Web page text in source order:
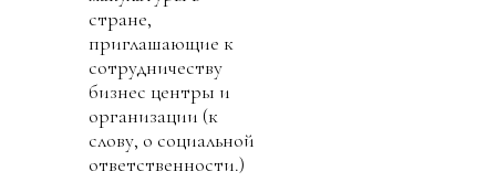
стране,
приглашающие к
сотрудничеству
бизнес центры и
организации (к
слову, о социальной
ответственности.)